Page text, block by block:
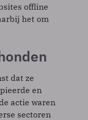
offline
het om
dat ze
en
actie waren
sectoren